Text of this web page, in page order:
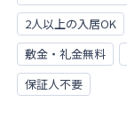
2人以上の入居OK
敷金・礼金無料
保証人不要